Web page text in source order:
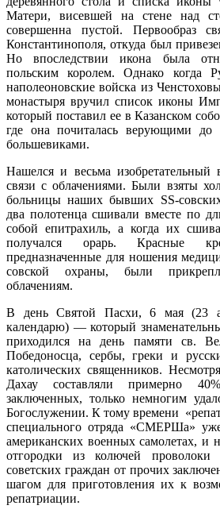
Матери, висевшей на стене над
совершенна пустой. Первообраз
Константинополя, откуда был
Но впоследствии икона была
польским королем. Однако когда
наполеоновские войска из
монастыря вручил список иконы
который поставил ее в Казанском
где она почиталась верующими до
большевиками.
Нашелся и весьма
связи с облачениями. Были взяты
больницы наших бывших SS-
два полотенца сшивали вместе по
собой епитрахиль, а когда их
получался орарь. Красные
предназначенные для ношения
совской охраны, были
облачениям.
В день Святой Пасхи, 6 мая (23
календарю) — который
приходился на день памяти св.
Победоносца, сербы, греки и
католических священников.
Дахау составляли примерно
заключенных, только немногим
Богослужении. К тому времени
специального отряда «СМЕРШа»
американских военных самолетах, и
отгородки из колючей проволоки
советских граждан от прочих
шагом для приготовления их к
репатриации.